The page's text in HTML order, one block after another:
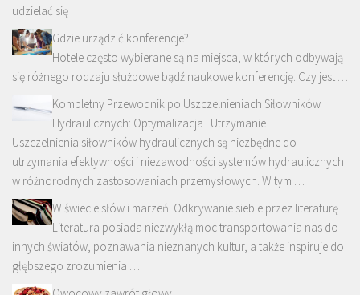
udzielać się …
Gdzie urządzić konferencje?
Hotele często wybierane są na miejsca, w których odbywają
się różnego rodzaju służbowe bądź naukowe konferencję. Czy jest …
Kompletny Przewodnik po Uszczelnieniach Siłowników
Hydraulicznych: Optymalizacja i Utrzymanie
Uszczelnienia siłowników hydraulicznych są niezbędne do
utrzymania efektywności i niezawodności systemów hydraulicznych
w różnorodnych zastosowaniach przemysłowych. W tym …
W świecie słów i marzeń: Odkrywanie siebie przez literaturę
Literatura posiada niezwykłą moc transportowania nas do
innych światów, poznawania nieznanych kultur, a także inspiruje do
głębszego zrozumienia …